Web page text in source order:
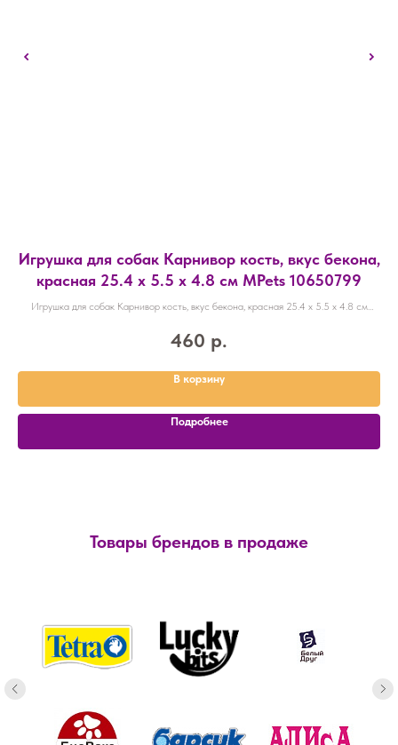
Игрушка для собак Карнивор кость, вкус бекона,
красная 25.4 x 5.5 x 4.8 см MPets 10650799
Игрушка для собак Карнивор кость, вкус бекона, красная 25.4 x 5.5 x 4.8 см
460 р.
В корзину
Подробнее
Товары брендов в продаже